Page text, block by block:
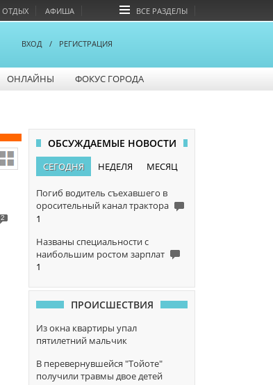
ОТДЫХ АФИША ВСЕ РАЗДЕЛЫ
ВХОД / РЕГИСТРАЦИЯ
ОНЛАЙНЫ ФОКУС ГОРОДА
2
ОБСУЖДАЕМЫЕ НОВОСТИ
СЕГОДНЯ НЕДЕЛЯ МЕСЯЦ
Погиб водитель съехавшего в
оросительный канал трактора
1
Названы специальности с
наибольшим ростом зарплат
1
ПРОИСШЕСТВИЯ
Из окна квартиры упал
пятилетний мальчик
В перевернувшейся "Тойоте"
получили травмы двое детей